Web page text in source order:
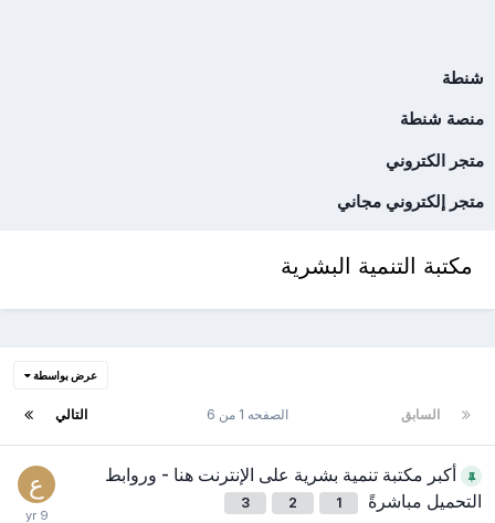
شنطة
منصة شنطة
متجر الكتروني
متجر إلكتروني مجاني
مكتبة التنمية البشرية
عرض بواسطة
السابق التالي الصفحه 1 من 6
أكبر مكتبة تنمية بشرية على الإنترنت هنا - وروابط
التحميل مباشرةً
2
3